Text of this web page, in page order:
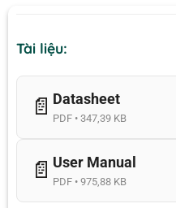
Tài liệu:
📄 Datasheet
PDF • 347,39 KB
📄 User Manual
PDF • 975,88 KB